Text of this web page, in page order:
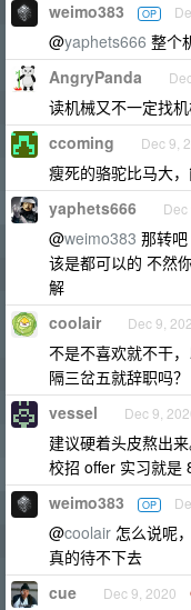
weimo383 OP
@yaphets666 整个
AngryPanda
读机械又不一定找
ccoming Dec 9,
瘦死的骆驼比马大，
yaphets666
@weimo383 那转
该是都可以的 不然
解
coolair Dec 9,
不是不喜欢就不干
隔三岔五就辞职吗？
vessel Dec 9,
建议硬着头皮熬出
校招 offer 实习就是
weimo383 OP
@coolair 怎么说呢
真的待不下去
cue Dec 9, 2020